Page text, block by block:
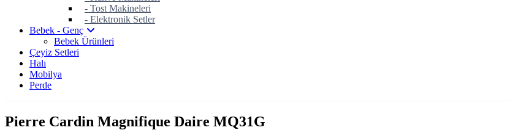
- Tost Makineleri
- Elektronik Setler
Bebek - Genç
Bebek Ürünleri
Çeyiz Setleri
Halı
Mobilya
Perde
Pierre Cardin Magnifique Daire MQ31G